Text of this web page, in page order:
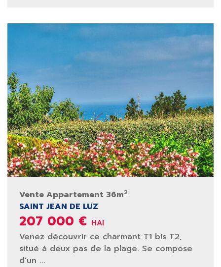
Vente Appartement 36m2
SAINT JEAN DE LUZ
207 000 € HAI
Venez découvrir ce charmant T1 bis T2,
situé à deux pas de la plage. Se compose
d'un ...